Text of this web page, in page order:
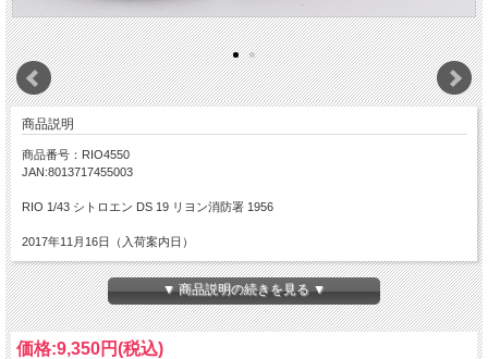
商品説明
商品番号：RIO4550
JAN:8013717455003
RIO 1/43 シトロエン DS 19 リヨン消防署 1956
2017年11月16日（入荷案内日）
▼ 商品説明の続きを見る ▼
価格:9,350円(税込)